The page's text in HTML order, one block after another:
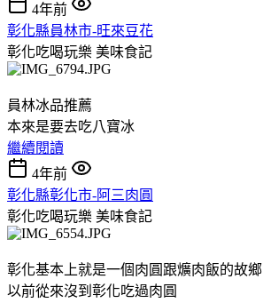
4年前
彰化縣員林市-旺來豆花
彰化吃喝玩樂 美味食記
員林冰品推薦
本來是要去吃八寶冰
繼續閱讀
4年前
彰化縣彰化市-阿三肉圓
彰化吃喝玩樂 美味食記
彰化基本上就是一個肉圓跟爌肉飯的故鄉
以前從來沒到彰化吃過肉圓